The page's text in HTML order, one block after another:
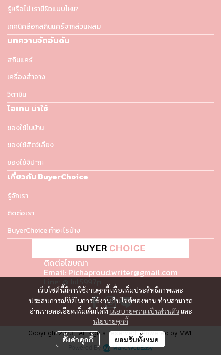
เว็บไซต์นี้มีการใช้งานคุกกี้ เพื่อเพิ่มประสิทธิภาพและ
ประสบการณ์ที่ดีในการใช้งานเว็บไซต์ของท่าน ท่านสามารถ
อ่านรายละเอียดเพิ่มเติมได้ที่ นโยบายความเป็นส่วนตัว และ
นโยบายคุกกี้
ตั้งค่าคุกกี้ ยอมรับทั้งหมด
รู้หรือไม่ เรามีผิวแบบไหน?
เทคนิคลือกสกินแคร์จากส่วนผสม
บทความจัดอันดับ
สกินแคร์
เครื่องสำอาง
วิตามิน
ไอเทม น่าใช้
ของใช้ในบ้าน
ของใช้สัตว์เลี้ยง
ของใช้จิปาถะ
เกี่ยวกับ BuyerChoice
รู้จักเรา
ติดต่อเรา
BuyerChoice ทำอะไรบ้าง
ติดต่อโฆษณา
Email: Pichaproud.writer@gmail.com
Line: @Jul5997p
Copyright 2023 | All Rights Reserved | Powered by MWE
Powered By MakeWebEasy